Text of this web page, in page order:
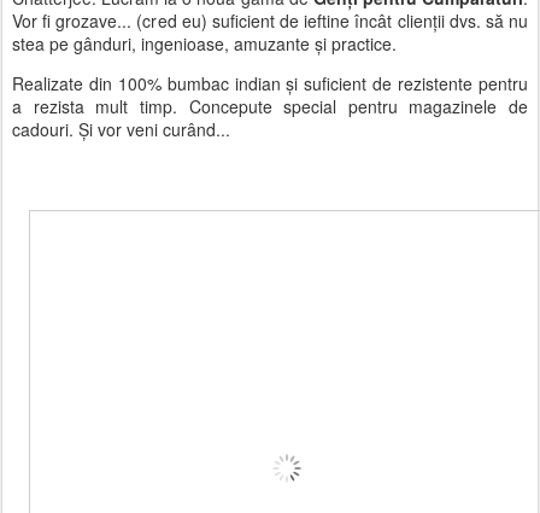
Vor fi grozave... (cred eu) suficient de ieftine încât clienții dvs. să nu
stea pe gânduri, ingenioase, amuzante și practice.
Realizate din 100% bumbac indian și suficient de rezistente pentru
a rezista mult timp. Concepute special pentru magazinele de
cadouri. Și vor veni curând...